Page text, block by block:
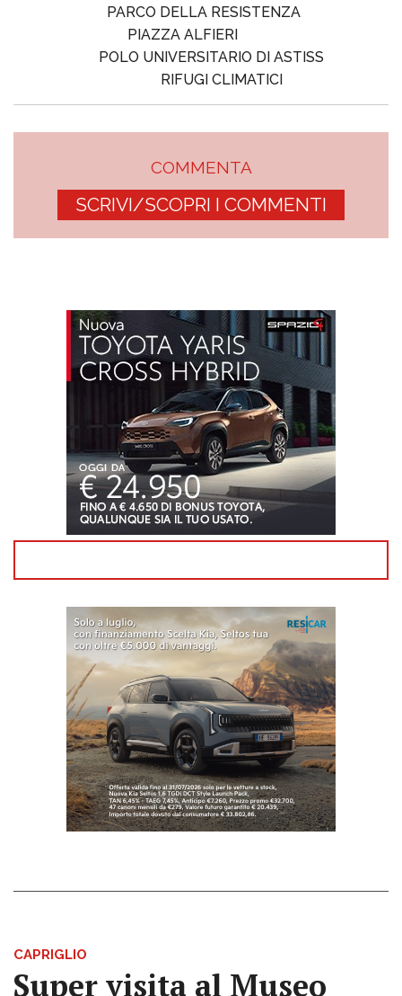
PARCO DELLA RESISTENZA
PIAZZA ALFIERI
POLO UNIVERSITARIO DI ASTISS
RIFUGI CLIMATICI
COMMENTA
SCRIVI/SCOPRI I COMMENTI
CAPRIGLIO
Super visita al Museo